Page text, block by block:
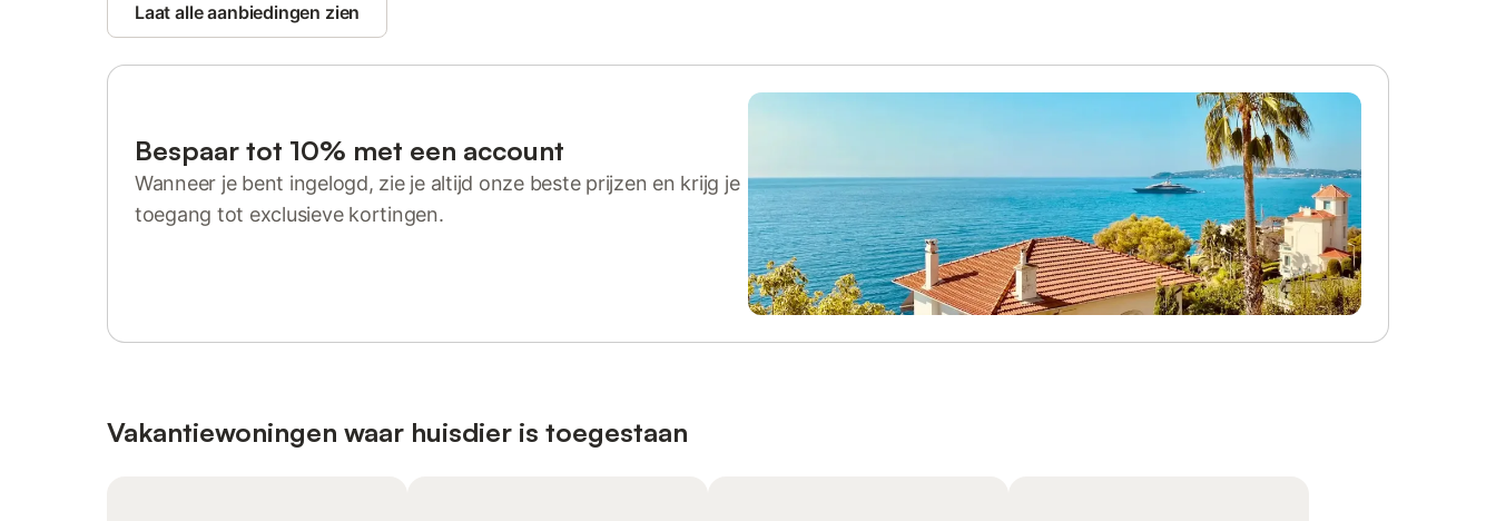
Laat alle aanbiedingen zien
Bespaar tot 10% met een account
Wanneer je bent ingelogd, zie je altijd onze beste prijzen en krijg je
toegang tot exclusieve kortingen.
Vakantiewoningen waar huisdier is toegestaan